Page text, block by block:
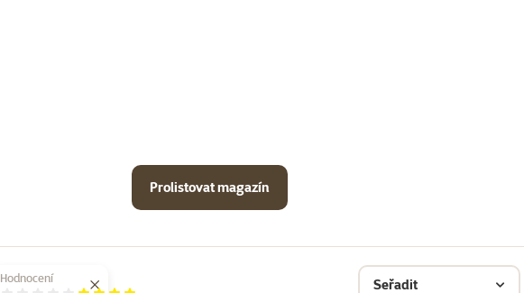
Prolistovat magazín
Hodnocení Seřadit